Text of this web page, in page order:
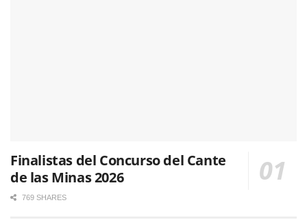
Finalistas del Concurso del Cante
de las Minas 2026
769 SHARES